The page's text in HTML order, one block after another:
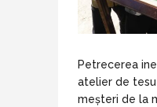
Petrecerea
atelier de
meșteri de la